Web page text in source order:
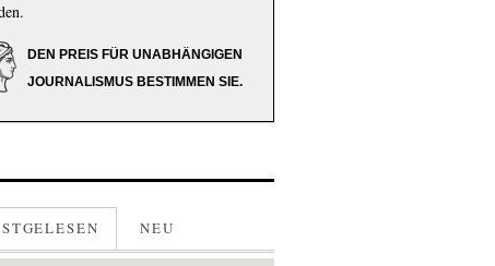
DEN PREIS FÜR UNABHÄNGIGEN
JOURNALISMUS BESTIMMEN SIE.
NEU